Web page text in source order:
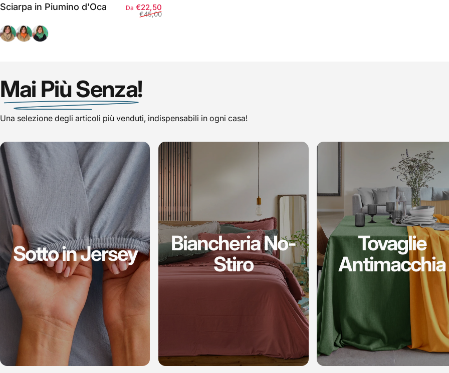
Sciarpa in Piumino d'Oca Prezzo scontato
Da €22,50Prezzo di listino
€45,00
Tortora C200
Coccio G805
Verde V201
Mai Più Senza!
Una selezione degli articoli più venduti, indispensabili in ogni casa!
Sotto in Jersey
Biancheria No-
Stiro
Tovaglie
Antimacchia